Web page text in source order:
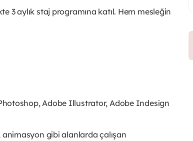
3 aylık staj programına katıl. Hem mesleğin
Adobe Illustrator, Adobe Indesign
animasyon gibi alanlarda çalışan